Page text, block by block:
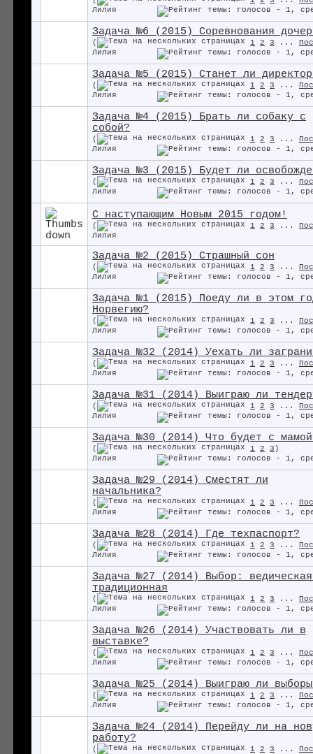
Лилия
Задача №6 (2015) Соревнования
( 1 2 3 ...
Лилия
Задача №5 (2015) Станет ли
( 1 2 3 ...
Лилия
Задача №4 (2015) Брать ли собаку с
собой?
( 1 2 3 ...
Лилия
Задача №3 (2015) Будет ли
( 1 2 3 ...
Лилия
С наступающим Новым 2015 годом!
( 1 2 3 ...
Лилия
Задача №2 (2015) Страшный сон
( 1 2 3 ...
Лилия
Задача №1 (2015) Поеду ли в этом
Норвегию?
( 1 2 3 ...
Лилия
Задача №32 (2014) Уехать ли
( 1 2 3 ...
Лилия
Задача №31 (2014) Выиграю ли
( 1 2 3 ...
Лилия
Задача №30 (2014) Что будет с
( 1 2 3 )
Лилия
Задача №29 (2014) Сместят ли
начальника?
( 1 2 3 ...
Лилия
Задача №28 (2014) Где техпаспорт?
( 1 2 3 ...
Лилия
Задача №27 (2014) Выбор:
традиционная
( 1 2 3 ...
Лилия
Задача №26 (2014) Участвовать ли в
выставке?
( 1 2 3 ...
Лилия
Задача №25 (2014) Выиграю ли
( 1 2 3 ...
Лилия
Задача №24 (2014) Перейду ли на
работу?
( 1 2 3 ...